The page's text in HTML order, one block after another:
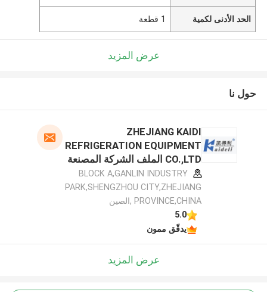
الحد الأدنى لكمية 1 قطعة
عرض المزيد
حول نا
ZHEJIANG KAIDI
REFRIGERATION EQUIPMENT
CO.,LTD الملف الشركة المصنعة
BLOCK A,GANLIN INDUSTRY
PARK,SHENGZHOU CITY,ZHEJIANG
PROVINCE,CHINA ,الصين
5.0
يدقّق ممون
عرض المزيد